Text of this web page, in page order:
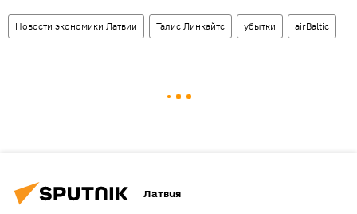
Новости экономики Латвии Талис Линкайтс убытки airBaltic
Латвия